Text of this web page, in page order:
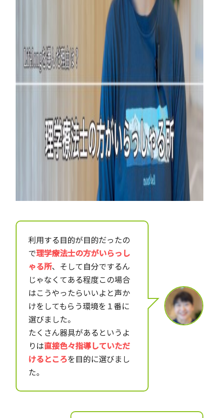
利用する目的が目的だったの
で理学療法士の方がいらっし
ゃる所、そして自分でするん
じゃなくてある程度この場合
はこうやったらいいよと声か
けをしてもらう環境を１番に
選びました。
たくさん器具があるというよ
りは直接色々指導していただ
けるところを目的に選びまし
た。